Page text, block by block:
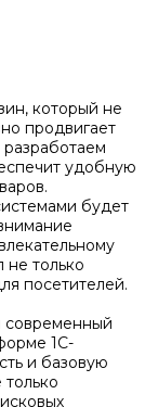
который не
продвигает
удобную
будет
не только
посетителей.
современный
1С-
и базовую